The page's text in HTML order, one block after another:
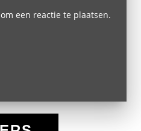
om een reactie te plaatsen.